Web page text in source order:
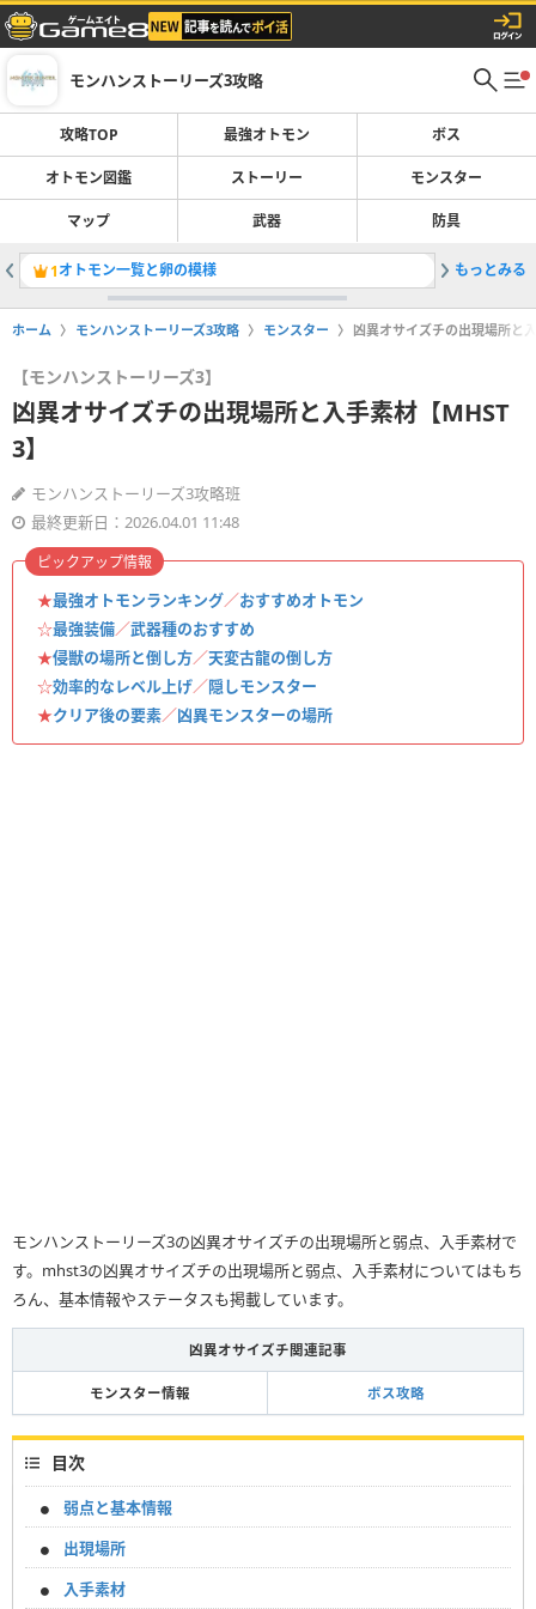
モンハンストーリーズ3攻略
攻略TOP 最強オトモン ボス
オトモン図鑑 ストーリー モンスター
マップ 武器 防具
1オトモン一覧と卵の模様 2双属性
もっとみる
ホーム モンハンストーリーズ3攻略 モンスター 凶異オサイズチの出現場所と
【モンハンストーリーズ3】
凶異オサイズチの出現場所と入手素材【MHST
3】
モンハンストーリーズ3攻略班
最終更新日：2026.04.01 11:48
★最強オトモンランキング／おすすめオトモン
☆最強装備／武器種のおすすめ
★侵獣の場所と倒し方／天変古龍の倒し方
☆効率的なレベル上げ／隠しモンスター
★クリア後の要素／凶異モンスターの場所
ピックアップ情報
モンハンストーリーズ3の凶異オサイズチの出現場所と弱点、入手素材で
す。mhst3の凶異オサイズチの出現場所と弱点、入手素材についてはもち
ろん、基本情報やステータスも掲載しています。
凶異オサイズチ関連記事
モンスター情報 ボス攻略
目次
弱点と基本情報
出現場所
入手素材